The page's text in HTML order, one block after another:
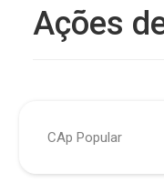
Ações
CAp Popular